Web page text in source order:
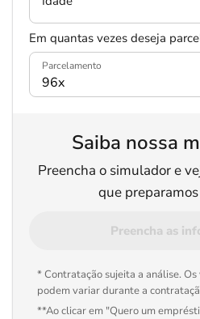
Em quantas vezes deseja
Parcelamento
Saiba nossa
Preencha o simulador e
que
Preencha as
* Contratação sujeita a análise.
podem variar durante a
**Ao clicar em "Quero um